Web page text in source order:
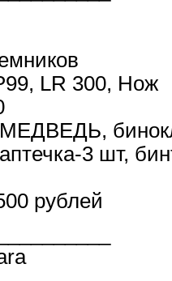
LR 300, Нож
3 шт,
рублей